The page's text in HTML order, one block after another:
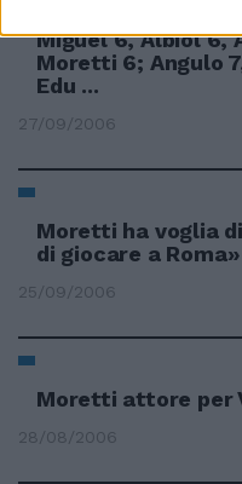
Miguel 6, Albiol 6,
Moretti 6; Angulo
Edu ...
27/09/2006
Moretti ha voglia
di giocare a Roma»
25/09/2006
Moretti attore per
28/08/2006